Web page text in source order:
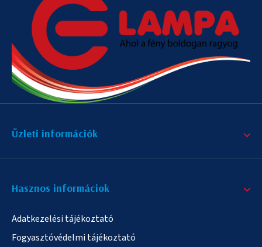
Üzleti információk
Hasznos informáciok
Adatkezelési tájékoztató
Fogyasztóvédelmi tájékoztató